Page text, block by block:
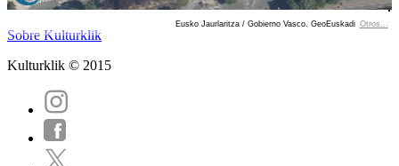
Eusko Jaurlaritza / Gobierno Vasco. GeoEuskadi Otros...
Sobre Kulturklik
Kulturklik © 2015